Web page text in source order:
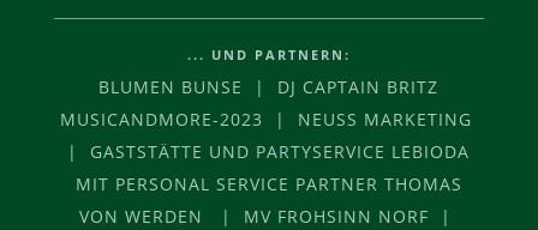
... UND PARTNERN:
BLUMEN BUNSE | DJ CAPTAIN BRITZ
MUSICANDMORE-2023 | NEUSS MARKETING
| GASTSTÄTTE UND PARTYSERVICE LEBIODA
MIT PERSONAL SERVICE PARTNER THOMAS
VON WERDEN | MV FROHSINN NORF |